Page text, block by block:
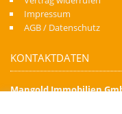
Impressum
AGB / Datenschutz
KONTAKTDATEN
Mangold Immobilien